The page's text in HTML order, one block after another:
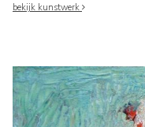
bekijk kunstwerk